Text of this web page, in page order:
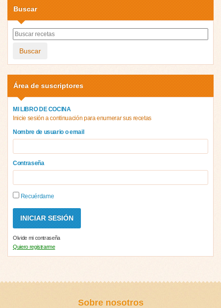
Buscar
Buscar
Área de suscriptores
MI LIBRO DE COCINA
Inicie sesión a continuación para enumerar sus recetas
Nombre de usuario o email
Contraseña
Recuérdame
Olvide mi contraseña
Quiero registrarme
Sobre nosotros